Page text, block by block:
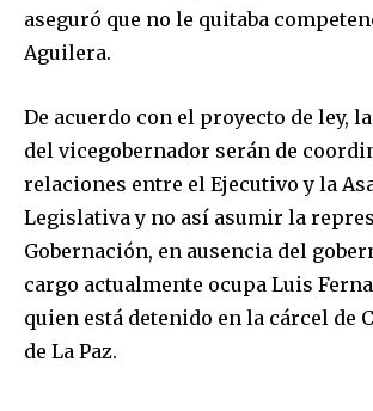
aseguró que no le quitaba
Aguilera.
De acuerdo con el proyecto de ley,
del vicegobernador serán de
relaciones entre el Ejecutivo y la
Legislativa y no así asumir la
Gobernación, en ausencia del
cargo actualmente ocupa Luis
quien está detenido en la cárcel de
de La Paz.